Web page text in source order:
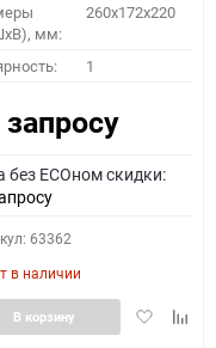
мм:
260x172x220
1
без ECOном скидки:
63362
в наличии
Добавить
В корзину